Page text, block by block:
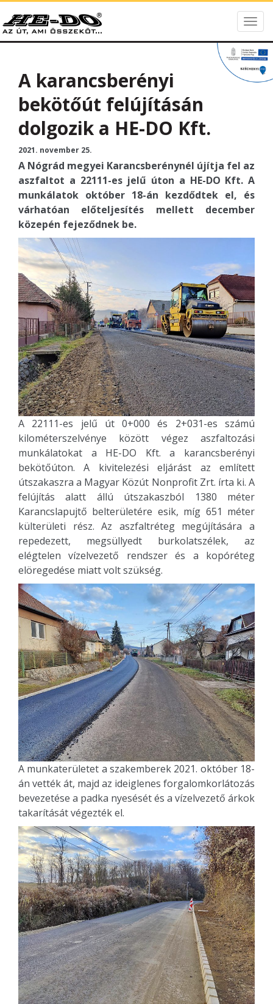
A karancsberényi
bekötőút felújításán
dolgozik a HE-DO Kft.
2021. november 25.
A Nógrád megyei Karancsberénynél újítja fel az
aszfaltot a 22111-es jelű úton a HE-DO Kft. A
munkálatok október 18-án kezdődtek el, és
várhatóan előteljesítés mellett december
közepén fejeződnek be.
A 22111-es jelű út 0+000 és 2+031-es számú
kilométerszelvénye között végez aszfaltozási
munkálatokat a HE-DO Kft. a karancsberényi
bekötőúton. A kivitelezési eljárást az említett
útszakaszra a Magyar Közút Nonprofit Zrt. írta ki. A
felújítás alatt állú útszakaszból 1380 méter
Karancslapujtő belterületére esik, míg 651 méter
külterületi rész. Az aszfaltréteg megújítására a
repedezett, megsüllyedt burkolatszélek, az
elégtelen vízelvezető rendszer és a kopóréteg
elöregedése miatt volt szükség.
A munkaterületet a szakemberek 2021. október 18-
án vették át, majd az ideiglenes forgalomkorlátozás
bevezetése a padka nyesését és a vízelvezető árkok
takarítását végezték el.